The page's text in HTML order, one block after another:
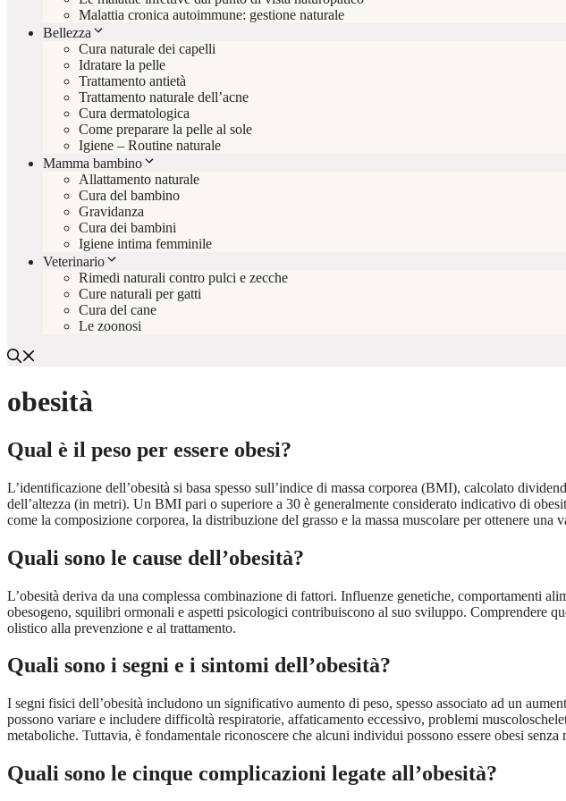
Malattia cronica autoimmune: gestione naturale
Bellezza
Cura naturale dei capelli
Idratare la pelle
Trattamento antietà
Trattamento naturale dell’acne
Cura dermatologica
Come preparare la pelle al sole
Igiene – Routine naturale
Mamma bambino
Allattamento naturale
Cura del bambino
Gravidanza
Cura dei bambini
Igiene intima femminile
Veterinario
Rimedi naturali contro pulci e zecche
Cure naturali per gatti
Cura del cane
Le zoonosi
obesità
Qual è il peso per essere obesi?
L’identificazione dell’obesità si basa spesso sull’indice di massa corporea (BMI), calcolato
dell’altezza (in metri). Un BMI pari o superiore a 30 è generalmente considerato indicativo di
come la composizione corporea, la distribuzione del grasso e la massa muscolare per ottenere una
Quali sono le cause dell’obesità?
L’obesità deriva da una complessa combinazione di fattori. Influenze genetiche, comportamenti
obesogeno, squilibri ormonali e aspetti psicologici contribuiscono al suo sviluppo. Comprendere
olistico alla prevenzione e al trattamento.
Quali sono i segni e i sintomi dell’obesità?
I segni fisici dell’obesità includono un significativo aumento di peso, spesso associato ad un
possono variare e includere difficoltà respiratorie, affaticamento eccessivo, problemi
metaboliche. Tuttavia, è fondamentale riconoscere che alcuni individui possono essere obesi senza
Quali sono le cinque complicazioni legate all’obesità?